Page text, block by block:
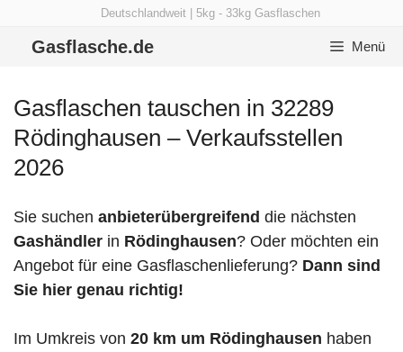
Deutschlandweit | 5kg - 33kg Gasflaschen
Gasflasche.de Menü
Gasflaschen tauschen in 32289
Rödinghausen – Verkaufsstellen
2026
Sie suchen anbieterübergreifend die nächsten
Gashändler in Rödinghausen? Oder möchten ein
Angebot für eine Gasflaschenlieferung? Dann sind
Sie hier genau richtig!
Im Umkreis von 20 km um Rödinghausen haben